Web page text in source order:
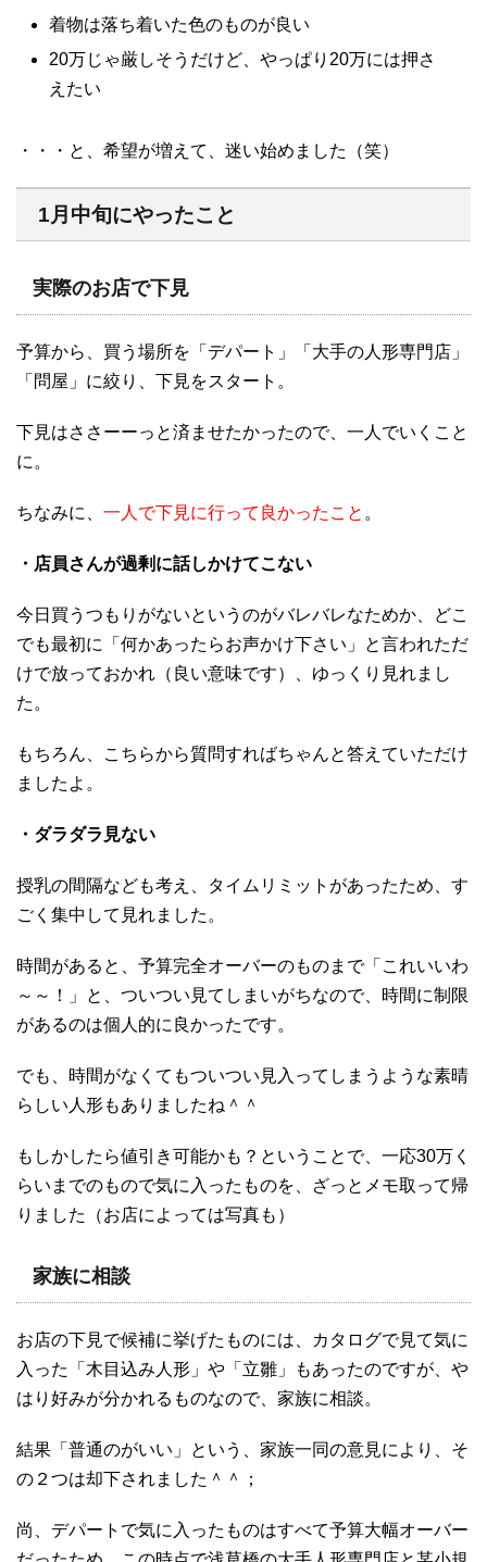
着物は落ち着いた色のものが良い
20万じゃ厳しそうだけど、やっぱり20万には押さ
えたい
・・・と、希望が増えて、迷い始めました（笑）
1月中旬にやったこと
実際のお店で下見
予算から、買う場所を「デパート」「大手の人形専門店」
「問屋」に絞り、下見をスタート。
下見はささーーっと済ませたかったので、一人でいくこと
に。
ちなみに、 一人で下見に行って良かったこと 。
・店員さんが過剰に話しかけてこない
今日買うつもりがないというのがバレバレなためか、どこ
でも最初に「何かあったらお声かけ下さい」と言われただ
けで放っておかれ（良い意味です）、ゆっくり見れまし
た。
もちろん、こちらから質問すればちゃんと答えていただけ
ましたよ。
・ダラダラ見ない
授乳の間隔なども考え、タイムリミットがあったため、す
ごく集中して見れました。
時間があると、予算完全オーバーのものまで「これいいわ
～～！」と、ついつい見てしまいがちなので、時間に制限
があるのは個人的に良かったです。
でも、時間がなくてもついつい見入ってしまうような素晴
らしい人形もありましたね＾＾
もしかしたら値引き可能かも？ということで、一応30万く
らいまでのもので気に入ったものを、ざっとメモ取って帰
りました（お店によっては写真も）
家族に相談
お店の下見で候補に挙げたものには、カタログで見て気に
入った「木目込み人形」や「立雛」もあったのですが、や
はり好みが分かれるものなので、家族に相談。
結果「普通のがいい」という、家族一同の意見により、そ
の２つは却下されました＾＾；
尚、デパートで気に入ったものはすべて予算大幅オーバー